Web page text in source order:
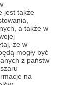
jest także
a także w
że w
mogły być
z państw
na
o latach
kłute") i